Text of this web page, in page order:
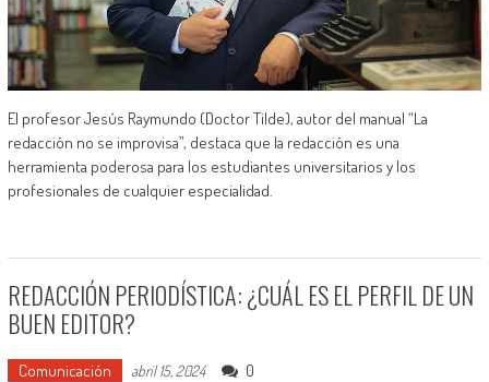
El profesor Jesús Raymundo (Doctor Tilde), autor del manual “La
redacción no se improvisa”, destaca que la redacción es una
herramienta poderosa para los estudiantes universitarios y los
profesionales de cualquier especialidad.
REDACCIÓN PERIODÍSTICA: ¿CUÁL ES EL PERFIL DE UN
BUEN EDITOR?
Comunicación abril 15, 2024 0